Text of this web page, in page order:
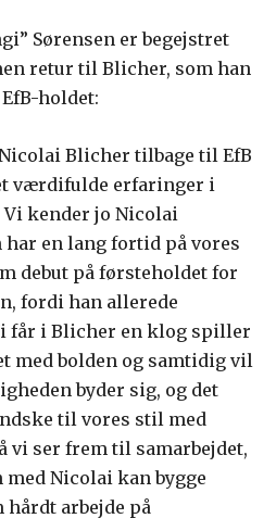
Sørensen er begejstret
retur til Blicher, som han
holdet:
Blicher tilbage til EfB
værdifulde erfaringer i
Vi kender jo Nicolai
har en lang fortid på vores
debut på førsteholdet for
fordi han allerede
får i Blicher en klog spiller
med bolden og samtidig vil
byder sig, og det
til vores stil med
vi ser frem til samarbejdet,
Nicolai kan bygge
arbejde på